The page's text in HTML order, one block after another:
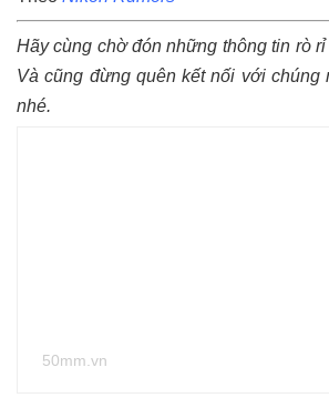
Hãy cùng chờ đón những thông tin rò
Và cũng đừng quên kết nối với chúng
nhé.
50mm.vn